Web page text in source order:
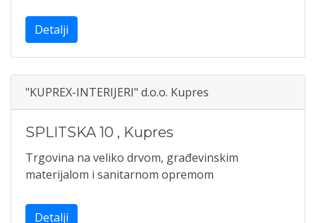
Detalji
"KUPREX-INTERIJERI" d.o.o. Kupres
SPLITSKA 10 , Kupres
Trgovina na veliko drvom, građevinskim
materijalom i sanitarnom opremom
Detalji